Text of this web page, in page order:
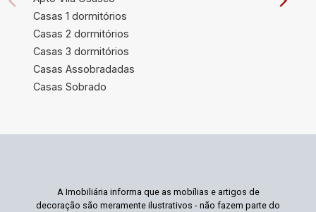
Casas 1 dormitórios
Casas 2 dormitórios
Casas 3 dormitórios
Casas Assobradadas
Casas Sobrado
A Imobiliária informa que as mobílias e artigos de
decoração são meramente ilustrativos - não fazem parte do